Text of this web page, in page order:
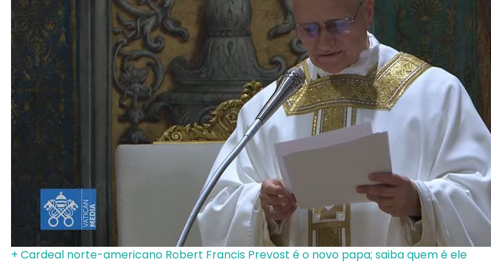
+ Cardeal norte-americano Robert Francis Prevost é o novo papa; saiba quem é ele